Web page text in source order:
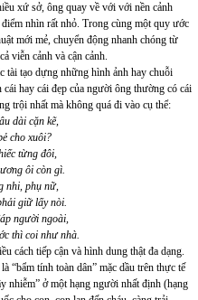
xứ sở, ông quay về với với nền cảnh
nhìn rất nhỏ. Trong cùng một quy ước
mới mẻ, chuyển động nhanh chóng từ
viễn cảnh và cận cảnh.
tài tạo dựng những hình ảnh hay chuỗi
hay cái đẹp của người ông thường có cái
trội nhất mà không quá đi vào cụ thể:
dài cặn kẽ,
cho xuôi?
từng đôi,
ôi còn gì.
nhi, phụ nữ,
giữ lấy nòi.
người ngoài,
thì coi như nhà.
cách tiếp cận và hình dung thật đa dạng.
“bẩm tính toàn dân” mặc dầu trên thực tế
nhiễm” ở một hạng người nhất định (hạng